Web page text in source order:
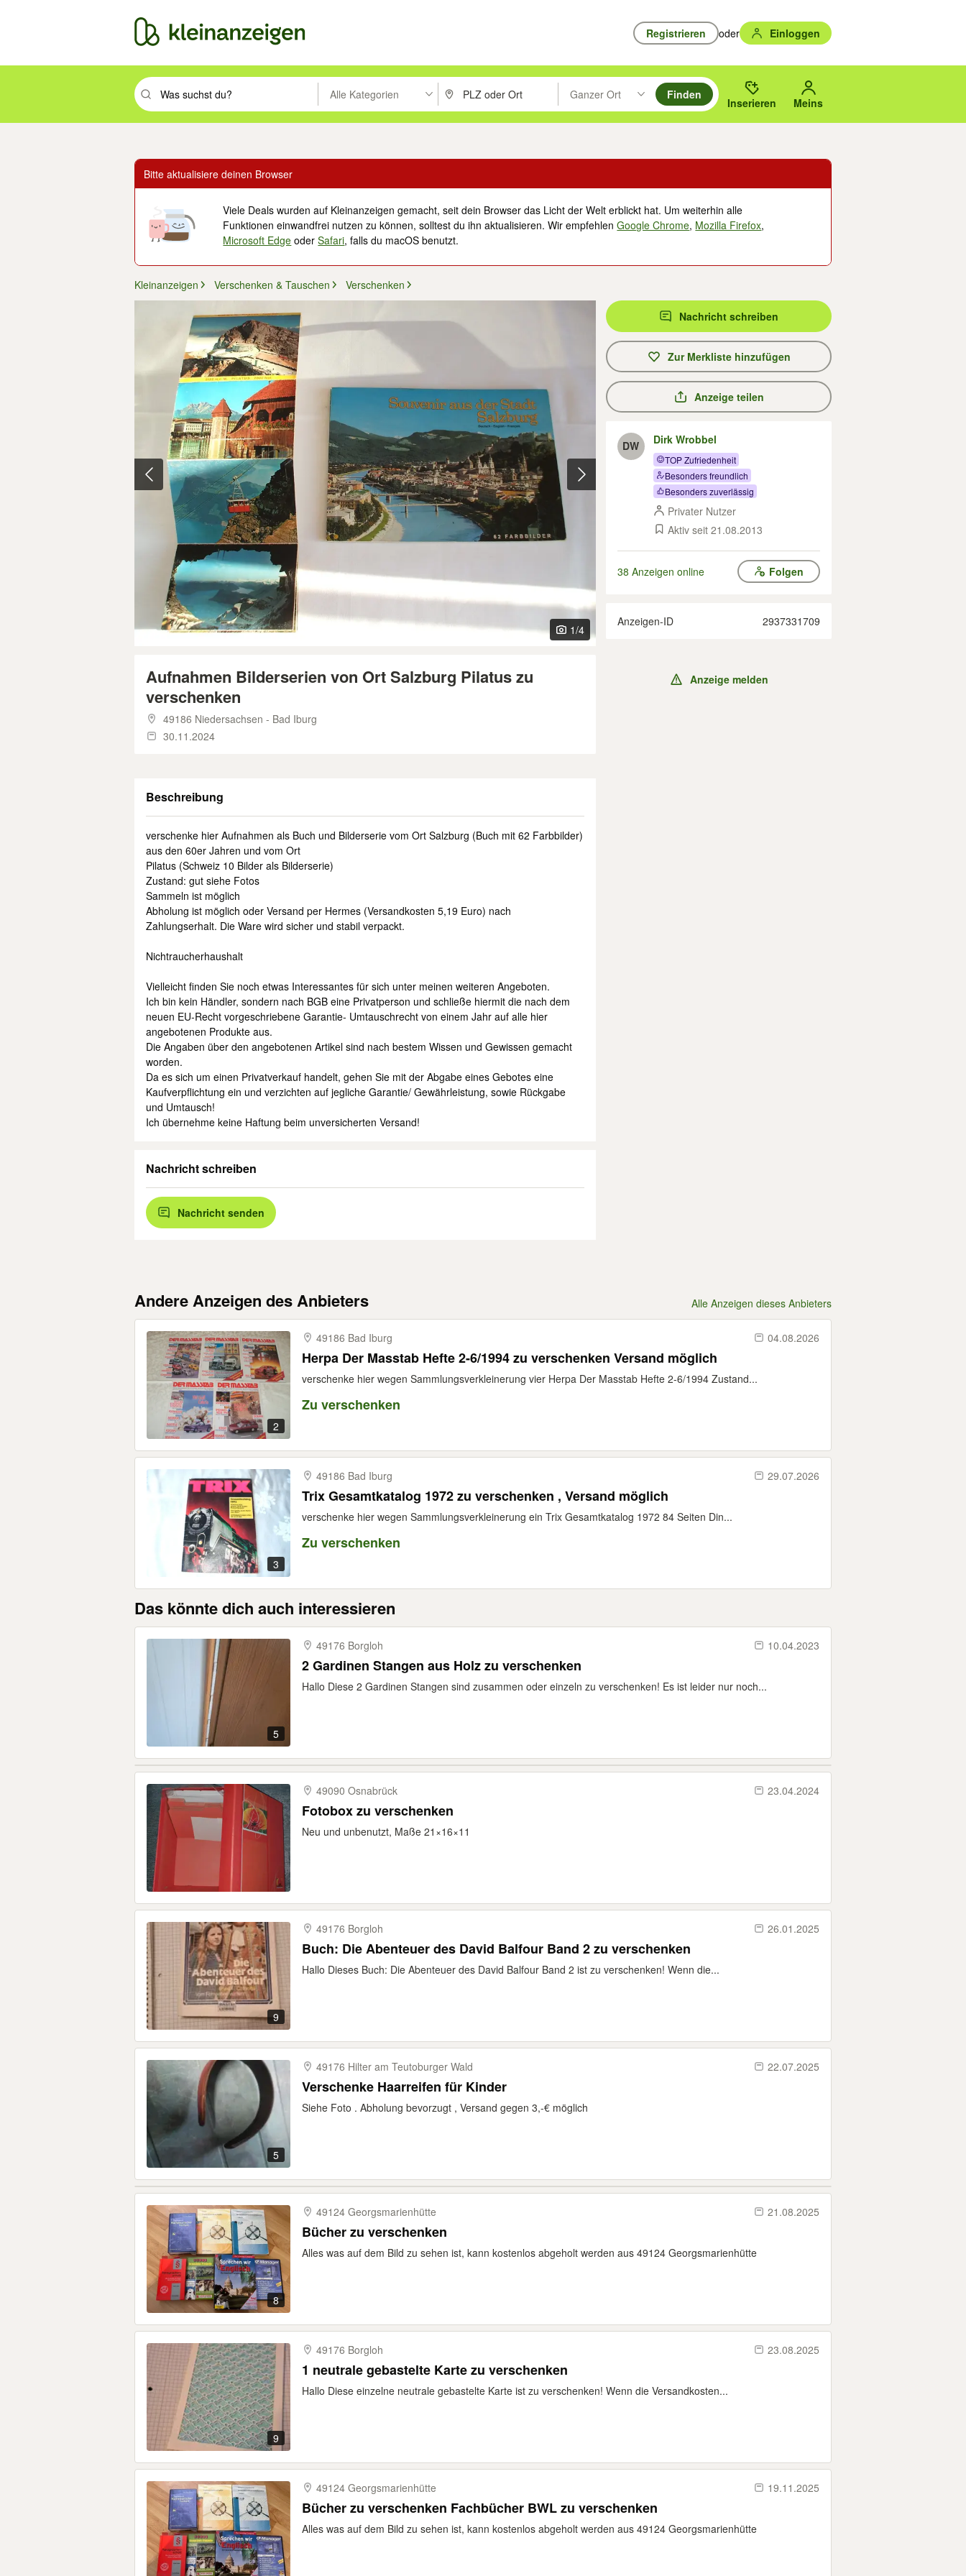
Registrieren oder Einloggen
Suchbegriff eingeben. Eingabetaste drücken um zu suchen, oder Vorschläge mit den Pfeiltasten nach oben/unten durchsuchen und mit Eingabetaste auswählen.
Alle Kategorien PLZ oder Ort eingeben. Eingabetaste drücken um zu suchen, oder Vorschläge mit den Pfeiltasten nach oben/
Ganzer Ort
Suche im Umkreis des gewählten Orts oder PLZ.
Finden
Inserieren Meins
Bitte aktualisiere deinen Browser
Viele Deals wurden auf Kleinanzeigen gemacht, seit dein Browser das Licht der Welt erblickt hat. Um weiterhin alle
Funktionen einwandfrei nutzen zu können, solltest du ihn aktualisieren. Wir empfehlenGoogle Chrome, Mozilla Firefox,
Microsoft Edge oderSafari, falls du macOS benutzt.
Kleinanzeigen Verschenken & Tauschen Verschenken
1/4
Aufnahmen Bilderserien von Ort Salzburg Pilatus zu
verschenken
49186 Niedersachsen - Bad Iburg
30.11.2024
Beschreibung
verschenke hier Aufnahmen als Buch und Bilderserie vom Ort Salzburg (Buch mit 62 Farbbilder)
aus den 60er Jahren und vom Ort
Pilatus (Schweiz 10 Bilder als Bilderserie)
Zustand: gut siehe Fotos
Sammeln ist möglich
Abholung ist möglich oder Versand per Hermes (Versandkosten 5,19 Euro) nach
Zahlungserhalt. Die Ware wird sicher und stabil verpackt.
Nichtraucherhaushalt
Vielleicht finden Sie noch etwas Interessantes für sich unter meinen weiteren Angeboten.
Ich bin kein Händler, sondern nach BGB eine Privatperson und schließe hiermit die nach dem
neuen EU-Recht vorgeschriebene Garantie- Umtauschrecht von einem Jahr auf alle hier
angebotenen Produkte aus.
Die Angaben über den angebotenen Artikel sind nach bestem Wissen und Gewissen gemacht
worden.
Da es sich um einen Privatverkauf handelt, gehen Sie mit der Abgabe eines Gebotes eine
Kaufverpflichtung ein und verzichten auf jegliche Garantie/ Gewährleistung, sowie Rückgabe
und Umtausch!
Ich übernehme keine Haftung beim unversicherten Versand!
Nachricht schreiben
Nachricht senden
Nachricht schreiben
Zur Merkliste hinzufügen
Anzeige teilen
DW Dirk Wrobbel
TOP Zufriedenheit
Besonders freundlich
Besonders zuverlässig
Privater Nutzer
Aktiv seit 21.08.2013
38 Anzeigen online Folgen
Anzeigen-ID 2937331709
Anzeige melden
Andere Anzeigen des Anbieters Alle Anzeigen dieses Anbieters
2
49186 Bad Iburg 04.08.2026
Herpa Der Masstab Hefte 2-6/1994 zu verschenken Versand möglich
verschenke hier wegen Sammlungsverkleinerung vier Herpa Der Masstab Hefte 2-6/1994 Zustand...
Zu verschenken
3
49186 Bad Iburg 29.07.2026
Trix Gesamtkatalog 1972 zu verschenken , Versand möglich
verschenke hier wegen Sammlungsverkleinerung ein Trix Gesamtkatalog 1972 84 Seiten Din...
Zu verschenken
Das könnte dich auch interessieren
5
49176 Borgloh 10.04.2023
2 Gardinen Stangen aus Holz zu verschenken
Hallo Diese 2 Gardinen Stangen sind zusammen oder einzeln zu verschenken! Es ist leider nur noch...
49090 Osnabrück 23.04.2024
Fotobox zu verschenken
Neu und unbenutzt, Maße 21×16×11
9
49176 Borgloh 26.01.2025
Buch: Die Abenteuer des David Balfour Band 2 zu verschenken
Hallo Dieses Buch: Die Abenteuer des David Balfour Band 2 ist zu verschenken! Wenn die...
5
49176 Hilter am Teutoburger Wald 22.07.2025
Verschenke Haarreifen für Kinder
Siehe Foto . Abholung bevorzugt , Versand gegen 3,-€ möglich
8
49124 Georgsmarienhütte 21.08.2025
Bücher zu verschenken
Alles was auf dem Bild zu sehen ist, kann kostenlos abgeholt werden aus 49124 Georgsmarienhütte
9
49176 Borgloh 23.08.2025
1 neutrale gebastelte Karte zu verschenken
Hallo Diese einzelne neutrale gebastelte Karte ist zu verschenken! Wenn die Versandkosten...
49124 Georgsmarienhütte 19.11.2025
Bücher zu verschenken Fachbücher BWL zu verschenken
Alles was auf dem Bild zu sehen ist, kann kostenlos abgeholt werden aus 49124 Georgsmarienhütte